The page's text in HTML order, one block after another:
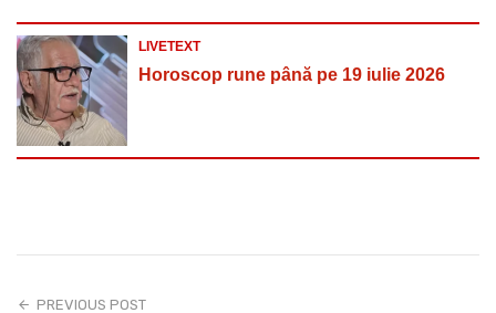
LIVETEXT
Horoscop rune până pe 19 iulie 2026
PREVIOUS POST